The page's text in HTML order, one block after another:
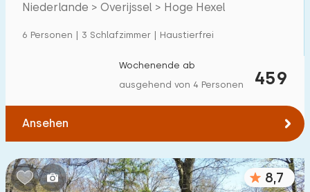
Niederlande > Overijssel > Hoge Hexel
6 Personen | 3 Schlafzimmer | Haustierfrei
459
Wochenende ab
ausgehend von 4 Personen
Ansehen
8,7